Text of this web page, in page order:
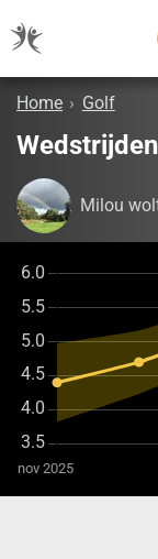
Home › Golf
Wedstrijden
Milou
nov 2025